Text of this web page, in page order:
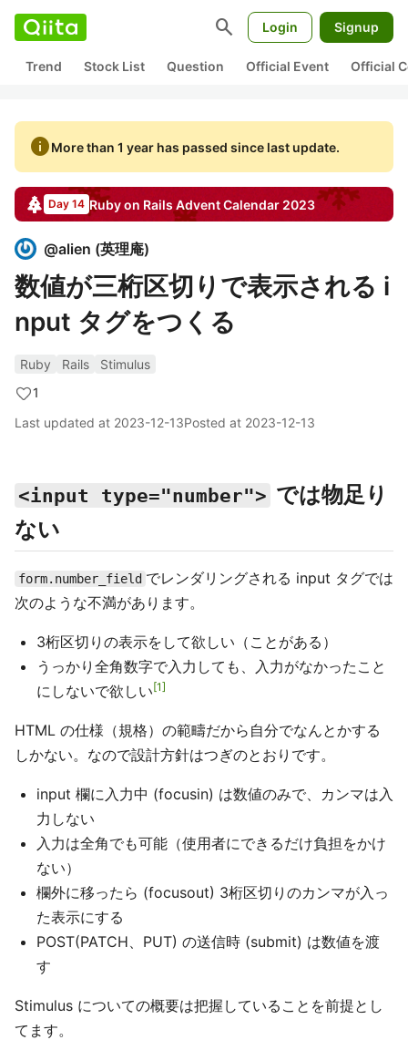
search Login Signup
Trend Stock List Question Official Event Official
infoMore than 1 year has passed since last update.
Day 14 Ruby on Rails Advent Calendar 2023
@alien (英理庵)
数値が三桁区切りで表示される i
nput タグをつくる
Ruby Rails
Stimulus
1
Last updated at 2023-12-13Posted at 2023-12-13
<input type="number"> では物足り
ない
form.number_field でレンダリングされる input タグでは
次のような不満があります。
3桁区切りの表示をして欲しい（ことがある）
うっかり全角数字で入力しても、入力がなかったこと
にしないで欲しい 1
HTML の仕様（規格）の範疇だから自分でなんとかする
しかない。なので設計方針はつぎのとおりです。
input 欄に入力中 (focusin) は数値のみで、カンマは入
力しない
入力は全角でも可能（使用者にできるだけ負担をかけ
ない）
欄外に移ったら (focusout) 3桁区切りのカンマが入っ
た表示にする
POST(PATCH、PUT) の送信時 (submit) は数値を渡
す
Stimulus についての概要は把握していることを前提とし
てます。